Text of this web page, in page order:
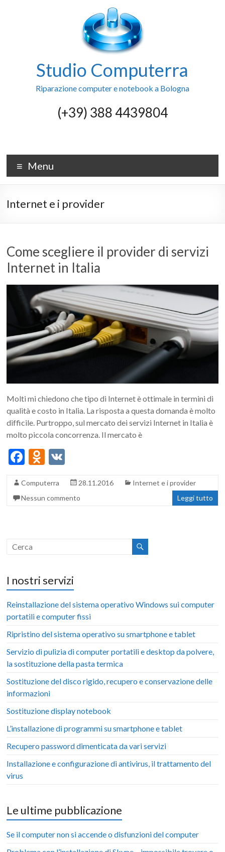
Studio Computerra
Riparazione computer e notebook a Bologna
(+39) 388 4439804
Menu
Internet e i provider
Come scegliere il provider di servizi
Internet in Italia
Molti mi chiedono che tipo di Internet è ottimale in termini di
qualità e costo in Italia. La risposta a questa domanda è molto
difficile. Purtroppo, sul mercato dei servizi Internet in Italia è
molto piccola concorrenza. Il mercato è
F
e
b
k
O
n
o
Computerra 28.11.2016
Internet e i provider
Nessun commento
Leggi tutto
I nostri servizi
Reinstallazione del sistema operativo Windows sui computer
portatili e computer fissi
Ripristino del sistema operativo su smartphone e tablet
Servizio di pulizia di computer portatili e desktop da polvere,
la sostituzione della pasta termica
Sostituzione del disco rigido, recupero e conservazione delle
informazioni
Sostituzione display notebook
L’installazione di programmi su smartphone e tablet
Recupero password dimenticata da vari servizi
Installazione e configurazione di antivirus, il trattamento del
virus
Le ultime pubblicazione
Se il computer non si accende o disfunzioni del computer